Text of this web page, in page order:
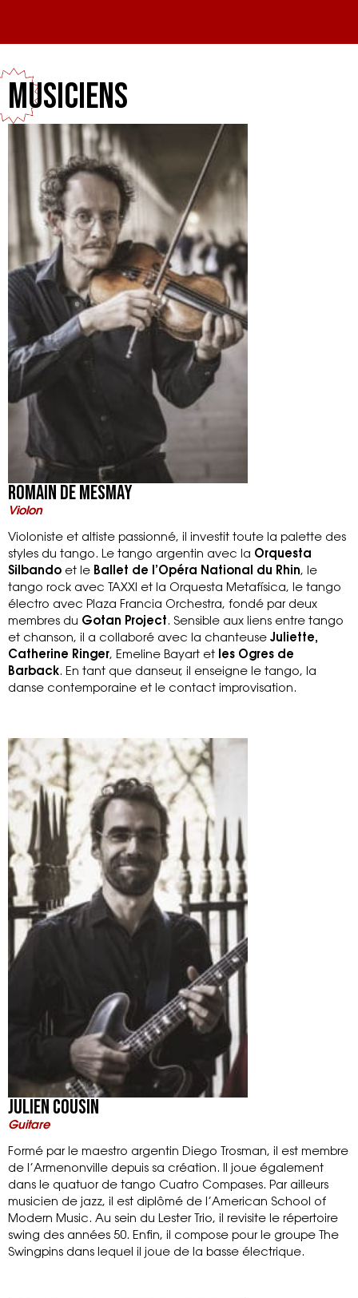
Musiciens
Romain de Mesmay
Violon
Violoniste et altiste passionné, il investit toute la palette des
styles du tango. Le tango argentin avec la Orquesta
Silbando et le Ballet de l’Opéra National du Rhin, le
tango rock avec TAXXI et la Orquesta Metafísica, le tango
électro avec Plaza Francia Orchestra, fondé par deux
membres du Gotan Project. Sensible aux liens entre tango
et chanson, il a collaboré avec la chanteuse Juliette,
Catherine Ringer, Emeline Bayart et les Ogres de
Barback. En tant que danseur, il enseigne le tango, la
danse contemporaine et le contact improvisation.
Julien Cousin
Guitare
Formé par le maestro argentin Diego Trosman, il est membre
de l’Armenonville depuis sa création. Il joue également
dans le quatuor de tango Cuatro Compases. Par ailleurs
musicien de jazz, il est diplômé de l’American School of
Modern Music. Au sein du Lester Trio, il revisite le répertoire
swing des années 50. Enfin, il compose pour le groupe The
Swingpins dans lequel il joue de la basse électrique.